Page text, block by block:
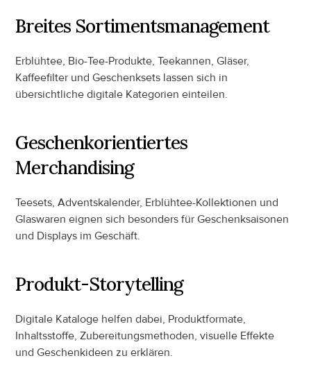
Breites Sortimentsmanagement
Erblühtee, Bio-Tee-Produkte, Teekannen, Gläser,
Kaffeefilter und Geschenksets lassen sich in
übersichtliche digitale Kategorien einteilen.
Geschenkorientiertes
Merchandising
Teesets, Adventskalender, Erblühtee-Kollektionen und
Glaswaren eignen sich besonders für Geschenksaisonen
und Displays im Geschäft.
Produkt-Storytelling
Digitale Kataloge helfen dabei, Produktformate,
Inhaltsstoffe, Zubereitungsmethoden, visuelle Effekte
und Geschenkideen zu erklären.